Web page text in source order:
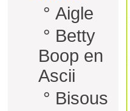
° Aigle
° Betty
Boop en
Ascii
° Bisous